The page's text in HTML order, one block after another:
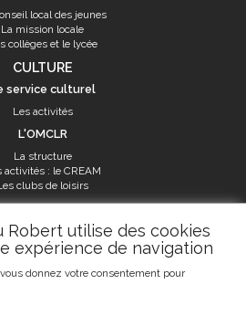
Robert utilise des cookies
expérience de navigation
donnez votre consentement pour
local des jeunes
La mission locale
collèges et le lycée
CULTURE
service culturel
Les activités
L'OMCLR
La structure
activités : le CREAM
clubs de loisirs
SPORT
sportifs
municipaux
Les activités